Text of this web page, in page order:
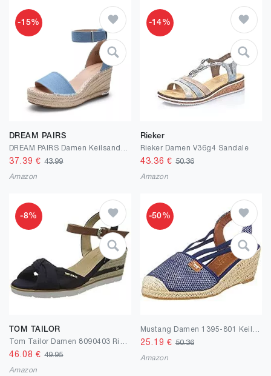
-15%
DREAM PAIRS
37.39 €43.99
Amazon
-14%
Rieker
Rieker Damen V36g4 Sandale
43.36 € 50.36
Amazon
-8%
TOM TAILOR
46.08 €49.95
Amazon
-50%
25.19 € 50.36
Amazon